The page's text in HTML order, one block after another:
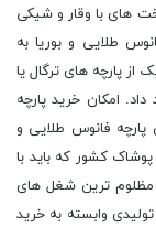
های با وقار و شیکی
طلایی و بوریا به
از پارچه های ترگال یا
امکان خرید پارچه
فانوس طلایی و
کشور که باید با
مظلوم ترین شغل های
وابسته به خرید